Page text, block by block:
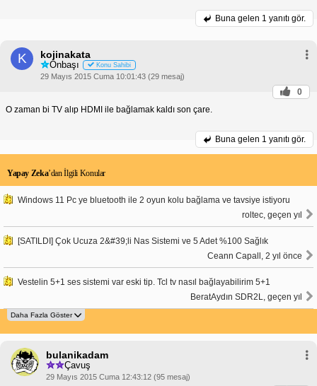
Buna gelen 1 yanıtı gör.
K kojinakata
Onbaşı Konu Sahibi
29 Mayıs 2015 Cuma 10:01:43 (29 mesaj)
0
O zaman bi TV alıp HDMI ile bağlamak kaldı son çare.
Buna gelen 1 yanıtı gör.
Yapay Zeka’dan İlgili Konular
Windows 11 Pc ye bluetooth ile 2 oyun kolu bağlama ve tavsiye istiyoru
roltec, geçen yıl
[SATILDI] Çok Ucuza 2&#39;li Nas Sistemi ve 5 Adet %100 Sağlık
Ceann Capall, 2 yıl önce
Vestelin 5+1 ses sistemi var eski tip. Tcl tv nasıl bağlayabilirim 5+1
BeratAydın SDR2L, geçen yıl
bulanikadam
Çavuş
29 Mayıs 2015 Cuma 12:43:12 (95 mesaj)